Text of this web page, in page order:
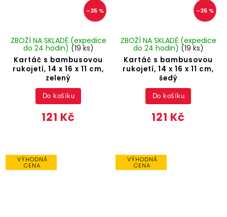
–35 %
Kartáč s bambusovou
rukojetí, 14 x 16 x 11 cm,
zelený
ZBOŽÍ NA SKLADĚ (expedice
do 24 hodin) (19 ks)
121 Kč
Do košíku
–35 %
Kartáč s bambusovou
rukojetí, 14 x 16 x 11 cm,
šedý
ZBOŽÍ NA SKLADĚ (expedice
do 24 hodin) (19 ks)
121 Kč
Do košíku
VÝHODNÁ
CENA
VÝHODNÁ
CENA